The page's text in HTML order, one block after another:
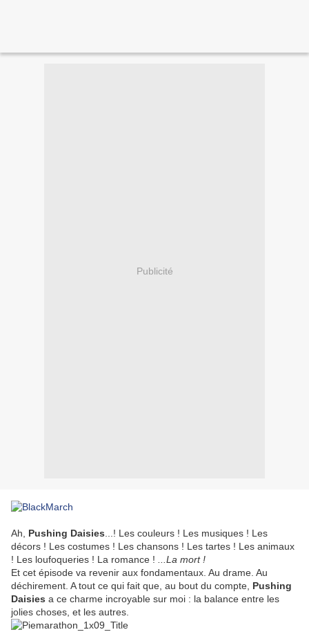
Publicité
Ah, Pushing Daisies ...! Les couleurs ! Les musiques ! Les
décors ! Les costumes ! Les chansons ! Les tartes ! Les animaux
! Les loufoqueries ! La romance ! ...La mort !
Et cet épisode va revenir aux fondamentaux. Au drame. Au
déchirement. A tout ce qui fait que, au bout du compte, Pushing
Daisies a ce charme incroyable sur moi : la balance entre les
jolies choses, et les autres.